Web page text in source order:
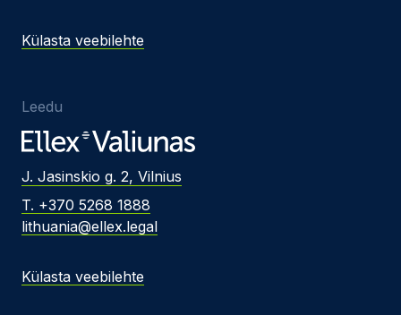
Külasta veebilehte
Leedu
J. Jasinskio g. 2, Vilnius
T. +370 5268 1888
lithuania@ellex.legal
Külasta veebilehte